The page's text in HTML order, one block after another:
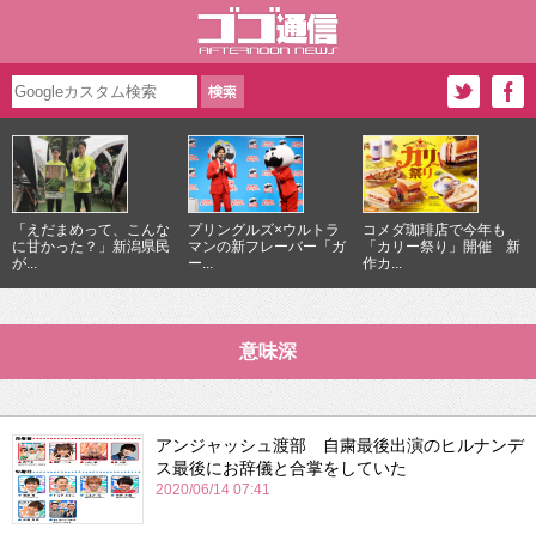
「えだまめって、こんな
に甘かった？」新潟県民
が...
プリングルズ×ウルトラ
マンの新フレーバー「ガ
ー...
コメダ珈琲店で今年も
「カリー祭り」開催 新
作カ...
意味深
アンジャッシュ渡部 自粛最後出演のヒルナンデ
ス最後にお辞儀と合掌をしていた
2020/06/14 07:41